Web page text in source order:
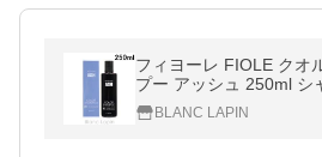
フィヨーレ FIOLE クオ
プー アッシュ 250ml シ
爆買BLANC LAPIN